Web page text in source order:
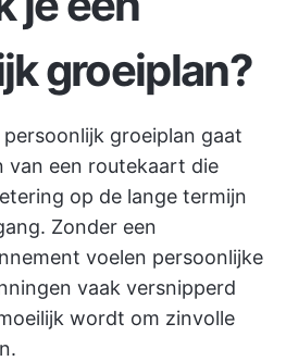
groeiplan?
groeiplan gaat
van een routekaart die
op de lange termijn
Zonder een
voelen persoonlijke
vaak versnipperd
wordt om zinvolle